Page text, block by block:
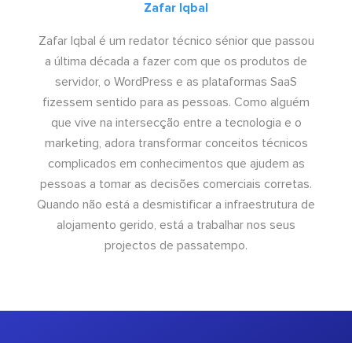
Zafar Iqbal
Zafar Iqbal é um redator técnico sénior que passou
a última década a fazer com que os produtos de
servidor, o WordPress e as plataformas SaaS
fizessem sentido para as pessoas. Como alguém
que vive na intersecção entre a tecnologia e o
marketing, adora transformar conceitos técnicos
complicados em conhecimentos que ajudem as
pessoas a tomar as decisões comerciais corretas.
Quando não está a desmistificar a infraestrutura de
alojamento gerido, está a trabalhar nos seus
projectos de passatempo.